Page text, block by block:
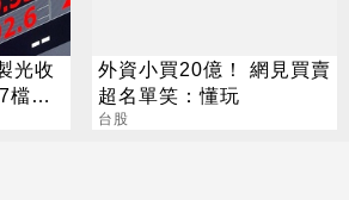
光收
檔攻
外資小買20億！ 網見買賣
超名單笑：懂玩
台股